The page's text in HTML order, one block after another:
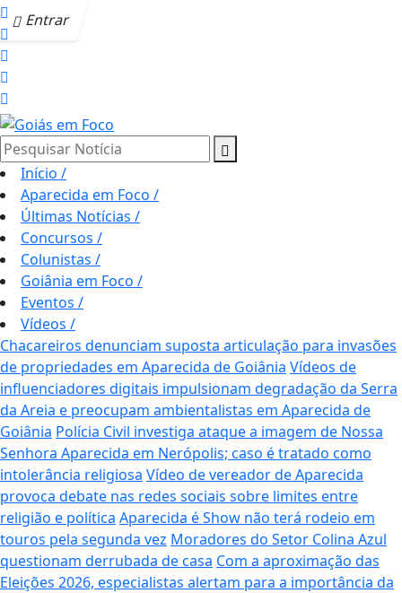
Entrar
Pesquisar Notícia
Início /
Aparecida em Foco /
Últimas Notícias /
Concursos /
Colunistas /
Goiânia em Foco /
Eventos /
Vídeos /
Chacareiros denunciam suposta articulação para invasões
de propriedades em Aparecida de Goiânia Vídeos de
influenciadores digitais impulsionam degradação da Serra
da Areia e preocupam ambientalistas em Aparecida de
Goiânia Polícia Civil investiga ataque a imagem de Nossa
Senhora Aparecida em Nerópolis; caso é tratado como
intolerância religiosa Vídeo de vereador de Aparecida
provoca debate nas redes sociais sobre limites entre
religião e política Aparecida é Show não terá rodeio em
touros pela segunda vez Moradores do Setor Colina Azul
questionam derrubada de casa Com a aproximação das
Eleições 2026, especialistas alertam para a importância da